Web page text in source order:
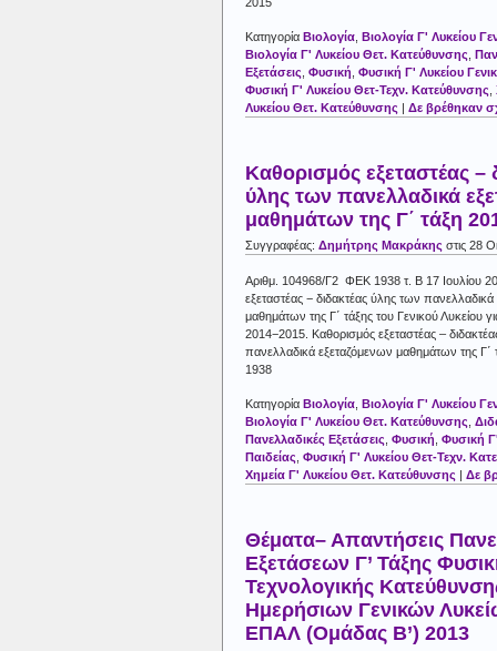
Κατηγορία Βιολογία
Βιολογία Γ' Λυκείου
Βιολογία Γ' Λυκείου Θετ. Κατεύθυνσης
Εξετάσεις Φυσική Φυσική Γ' Λυκείου
Φυσική Γ' Λυκείου Θετ-Τεχν. Κατεύθυνσης
Λυκείου Θετ. Κατεύθυνσης
Δε βρέθηκαν
Καθορισμός εξεταστέας –
ύλης των πανελλαδικά
μαθημάτων της Γ΄ τάξη
Συγγραφέας: Δημήτρης Μακράκης στις 28
Αριθμ. 104968/Γ2 ΦΕΚ 1938 τ. Β 17 Ιουλίου
εξεταστέας − διδακτέας ύλης των
μαθημάτων της Γ΄ τάξης του Γενικού Λυκείου
2014−2015. Καθορισμός εξεταστέας –
πανελλαδικά εξεταζόμενων μαθημάτων της
1938
Κατηγορία Βιολογία
Βιολογία Γ' Λυκείου
Βιολογία Γ' Λυκείου Θετ. Κατεύθυνσης
Πανελλαδικές Εξετάσεις Φυσική Φυσική Γ'
Παιδείας Φυσική Γ' Λυκείου Θετ-Τεχν.
Χημεία Γ' Λυκείου Θετ. Κατεύθυνσης
Δε
Θέματα– Απαντήσεις
Εξετάσεων Γ’ Τάξης
Τεχνολογικής
Ημερήσιων Γενικών
ΕΠΑΛ (Ομάδας Β’) 2013